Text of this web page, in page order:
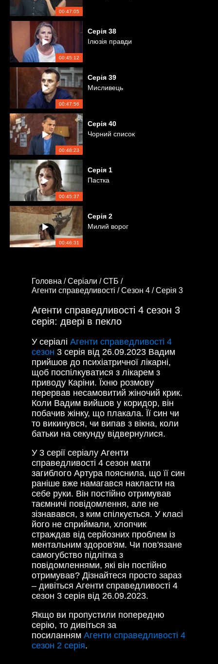
00:47:05
00:45:12
Серія 38
Ілюзія правди
00:47:56
Серія 39
Мисливець
00:48:23
Серія 40
Чорний список
00:45:37
Серія 1
Пастка
00:46:31
Серія 2
Милий ворог
Головна /Серіали /СТБ /
Агенти справедливості /Сезон 4 /Серія 3
Агенти справедливості 4 сезон 3
серія: двері в пекло
У серіалі Агенти справедливості 4
сезон 3 серія від 26.09.2023 Вадим
прийшов до психіатричної лікарні,
щоб поспілкуватися з лікарем з
приводу Каріни. Їхню розмову
перервав несамовитий жіночий крик.
Коли Вадим вийшов у коридор, він
побачив жінку, що плакала. Її син чи
то викинувся, чи випав з вікна, коли
батьки на секунду відвернулися.
У 3 серії серіалу Агенти
справедливості 4 сезон мати
загиблого Артура пояснила, що її син
раніше вже намагався накласти на
себе руки. Він постійно отримував
таємничі повідомлення, але не
зізнавався, з ким спілкується. У класі
його не сприймали, хлопчик
страждав від серйозних проблем із
ментальним здоров'ям. Чи пов'язане
самогубство підлітка з
повідомленнями, які він постійно
отримував? Дізнайтеся просто зараз
– дивіться Агенти справедливості 4
сезон 3 серія від 26.09.2023.
Якщо ви пропустили попередню
серію, то дивіться за
посиланням Агенти справедливості 4
сезон 2 серія.